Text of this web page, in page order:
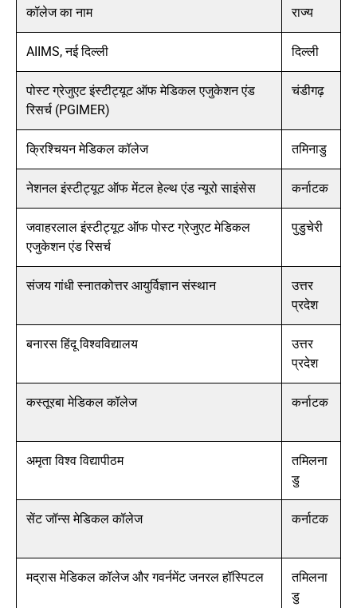
कॉलेज का नाम राज्य
AIIMS, नई दिल्ली दिल्ली
पोस्ट ग्रेजुएट इंस्टीट्यूट ऑफ मेडिकल एजुकेशन एंड
रिसर्च (PGIMER)
चंडीगढ़
क्रिश्चियन मेडिकल कॉलेज तमिनाडु
नेशनल इंस्टीट्यूट ऑफ मेंटल हेल्थ एंड न्यूरो साइंसेस कर्नाटक
जवाहरलाल इंस्टीट्यूट ऑफ पोस्ट ग्रेजुएट मेडिकल
एजुकेशन एंड रिसर्च
पुडुचेरी
संजय गांधी स्नातकोत्तर आयुर्विज्ञान संस्थान
उत्तर
प्रदेश
बनारस हिंदू विश्वविद्यालय
उत्तर
प्रदेश
कस्तूरबा मेडिकल कॉलेज कर्नाटक
अमृता विश्व विद्यापीठम
तमिलना
डु
सेंट जॉन्स मेडिकल कॉलेज कर्नाटक
मद्रास मेडिकल कॉलेज और गवर्नमेंट जनरल हॉस्पिटल
तमिलना
डु